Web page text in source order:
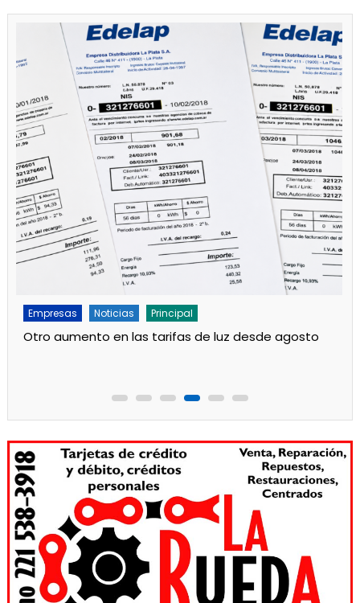
Empresas Noticias Principal
Obras en el Jardín 908 de Mosconi